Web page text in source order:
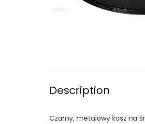
Description
Czarny, metalowy kosz na